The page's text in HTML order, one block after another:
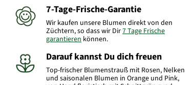
7-Tage-Frische-Garantie
Wir kaufen unsere Blumen direkt von den
Züchtern, so dass wir Dir7 Tage Frische
garantieren können.
Darauf kannst Du dich freuen
Top-frischer Blumenstrauß mit Rosen, Nelken
und saisonalen Blumen in Orange und Pink,